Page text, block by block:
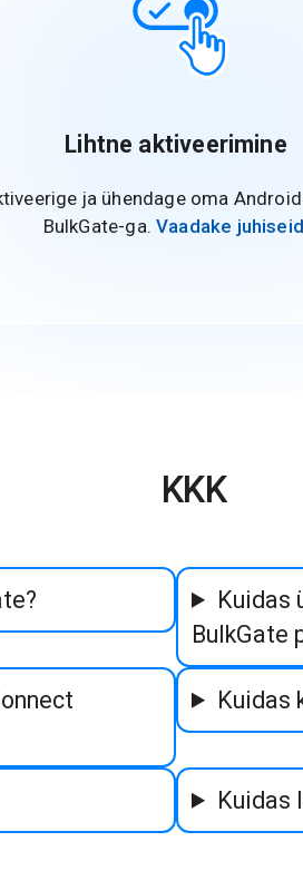
Lihtne aktiveerimine
ja ühendage oma
BulkGate-ga.Vaadake juhiseid
KKK
Kuidas
BulkGate
Kuidas
Kuidas